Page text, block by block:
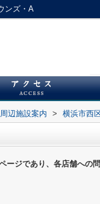
ンズ・A
周辺施設案内 > 横浜市西
ジであり、各店舗への